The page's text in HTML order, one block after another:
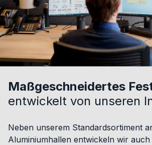
Maßgeschneidertes
entwickelt von unseren
Neben unserem Standardsortiment
Aluminiumhallen entwickeln wir auch